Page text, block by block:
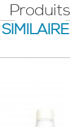
Produits